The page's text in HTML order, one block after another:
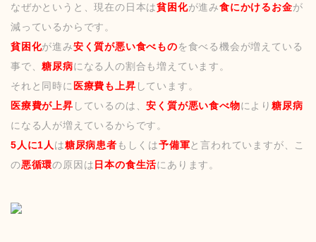
なぜかというと、現在の日本は貧困化が進み食にかけるお金が
減っているからです。
貧困化が進み安く質が悪い食べものを食べる機会が増えている
事で、糖尿病になる人の割合も増えています。
それと同時に 医療費も上昇 しています。
医療費が上昇 しているのは、安く質が悪い食べ物により糖尿病
になる人が増えているからです。
5人に1人 は糖尿病患者もしくは予備軍と言われていますが、こ
の悪循環の原因は 日本の食生活にあります。